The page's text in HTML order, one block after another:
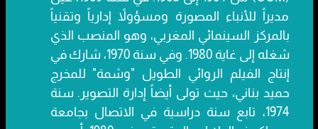
مديراً للأنباء المصورة ومسؤولاً إدارياً وتقنياً
بالمركز السينمائي المغربي، وهو المنصب الذي
شغله إلى غاية 1980. وفي سنة 1970، شارك في
إنتاج الفيلم الروائي الطويل "وشمة" للمخرج
حميد بناني، حيث تولى أيضاً إدارة التصوير. سنة
1974، تابع سنة دراسية في الاتصال بجامعة